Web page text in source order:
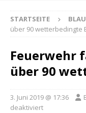
STARTSEITE
über 90 wetterbedingte
Feuerwehr
über 90
3. Juni 2019 @ 17:36
deaktiviert